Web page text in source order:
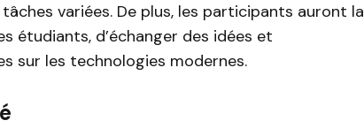
variées. De plus, les participants auront la
étudiants, d’échanger des idées et
sur les technologies modernes.